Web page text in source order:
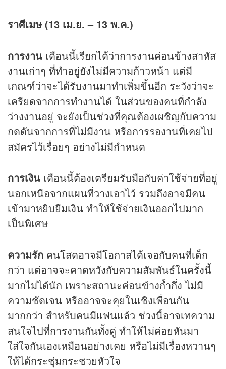
ราศีเมษ (13 เม.ย. – 13 พ.ค.)
การงาน เดือนนี้เรียกได้ว่าการงานค่อนข้างสาหัส
งานเก่าๆ ที่ทำอยู่ยังไม่มีความก้าวหน้า แต่มี
เกณฑ์ว่าจะได้รับงานมาทำเพิ่มขึ้นอีก ระวังว่าจะ
เครียดจากการทำงานได้ ในส่วนของคนที่กำลัง
ว่างงานอยู่ จะยังเป็นช่วงที่คุณต้องเผชิญกับความ
กดดันจากการที่ไม่มีงาน หรือการรองานที่เคยไป
สมัครไว้เรื่อยๆ อย่างไม่มีกำหนด
การเงิน เดือนนี้ต้องเตรียมรับมือกับค่าใช้จ่ายที่อยู่
นอกเหนือจากแผนที่วางเอาไว้ รวมถึงอาจมีคน
เข้ามาหยิบยืมเงิน ทำให้ใช้จ่ายเงินออกไปมาก
เป็นพิเศษ
ความรัก คนโสดอาจมีโอกาสได้เจอกับคนที่เด็ก
กว่า แต่อาจจะคาดหวังกับความสัมพันธ์ในครั้งนี้
มากไม่ได้นัก เพราะสถานะค่อนข้างก้ำกึ่ง ไม่มี
ความชัดเจน หรืออาจจะคุยในเชิงเพื่อนกัน
มากกว่า สำหรับคนมีแฟนแล้ว ช่วงนี้อาจเทความ
สนใจไปที่การงานกันทั้งคู่ ทำให้ไม่ค่อยหันมา
ใส่ใจกันเองเหมือนอย่างเคย หรือไม่มีเรื่องหวานๆ
ให้ได้กระชุ่มกระชวยหัวใจ